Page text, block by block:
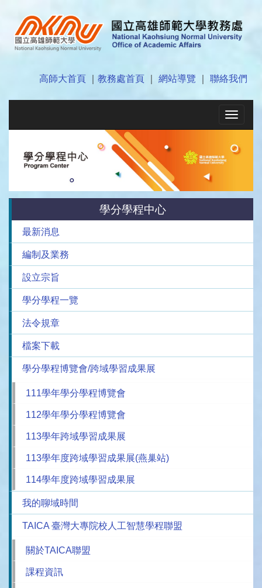
高師大首頁 教務處首頁 網站導覽 聯絡我們
Toggle
學分學程中心
最新消息
編制及業務
設立宗旨
學分學程一覽
法令規章
檔案下載
學分學程博覽會/跨域學習成果展
111學年學分學程博覽會
112學年學分學程博覽會
113學年跨域學習成果展
113學年度跨域學習成果展(燕巢站)
114學年度跨域學習成果展
我的聊域時間
TAICA 臺灣大專院校人工智慧學程聯盟
關於TAICA聯盟
課程資訊